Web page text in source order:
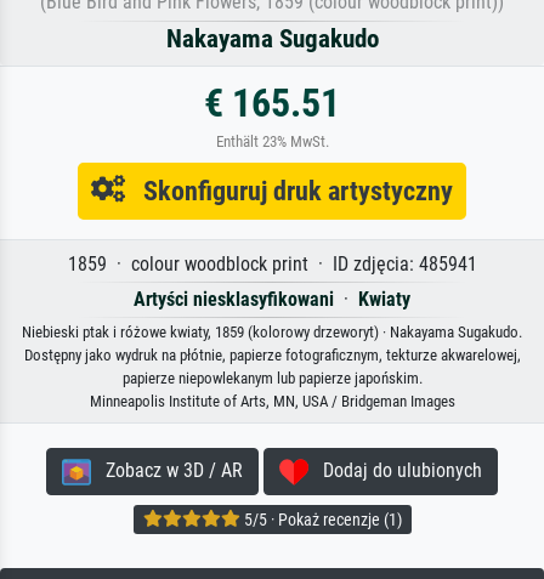
Nakayama Sugakudo
€ 165.51
Enthält 23% MwSt.
Skonfiguruj druk artystyczny
1859 · colour woodblock print · ID zdjęcia: 485941
Artyści niesklasyfikowani · Kwiaty
Niebieski ptak i różowe kwiaty, 1859 (kolorowy drzeworyt) · Nakayama Sugakudo.
Dostępny jako wydruk na płótnie, papierze fotograficznym, tekturze akwarelowej,
papierze niepowlekanym lub papierze japońskim.
Minneapolis Institute of Arts, MN, USA / Bridgeman Images
Zobacz w 3D / AR Dodaj do ulubionych
5/5 · Pokaż recenzje (1)